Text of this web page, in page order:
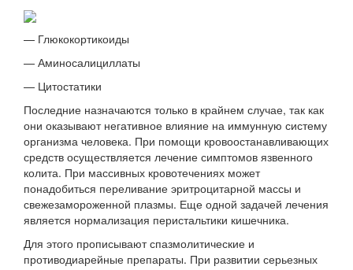
— Глюкокортикоиды
— Аминосалициллаты
— Цитостатики
Последние назначаются только в крайнем случае, так как
они оказывают негативное влияние на иммунную систему
организма человека. При помощи кровоостанавливающих
средств осуществляется лечение симптомов язвенного
колита. При массивных кровотечениях может
понадобиться переливание эритроцитарной массы и
свежезамороженной плазмы. Еще одной задачей лечения
является нормализация перистальтики кишечника.
Для этого прописывают спазмолитические и
противодиарейные препараты. При развитии серьезных